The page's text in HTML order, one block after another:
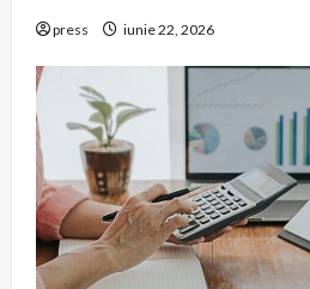
press iunie 22, 2026